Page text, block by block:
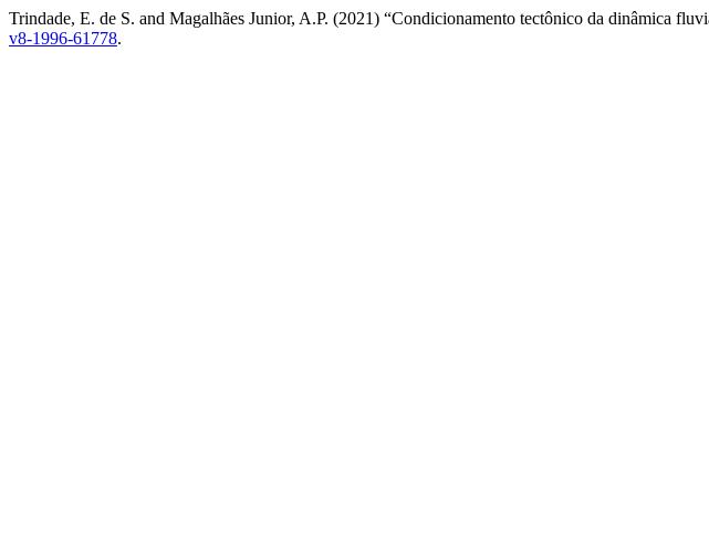
Trindade, E. de S. and Magalhães Junior, A.P. (2021) “Condicionamento tectônico da dinâmica
v8-1996-61778.